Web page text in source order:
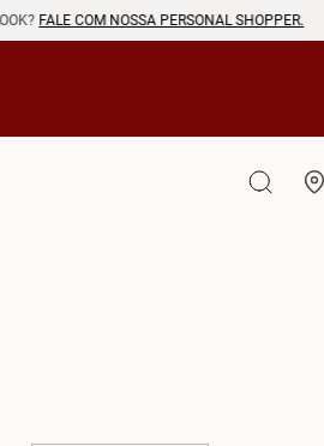
FALE COM NOSSA PERSONAL SHOPPER.